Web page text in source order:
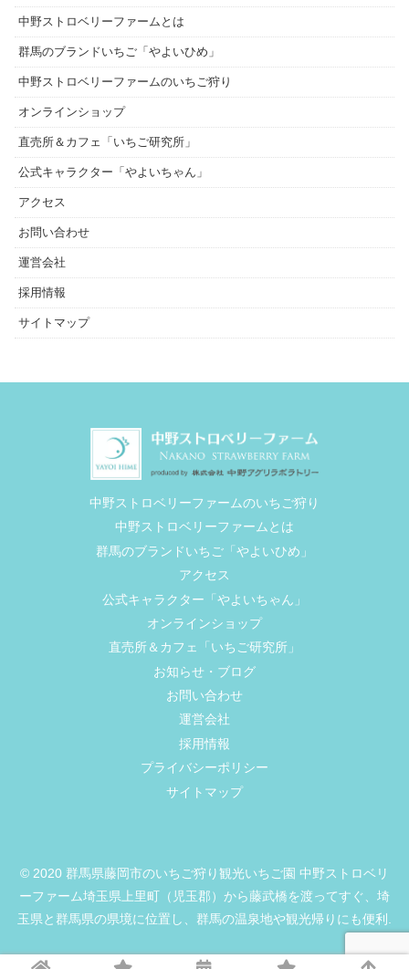
中野ストロベリーファームとは
群馬のブランドいちご「やよいひめ」
中野ストロベリーファームのいちご狩り
オンラインショップ
直売所＆カフェ「いちご研究所」
公式キャラクター「やよいちゃん」
アクセス
お問い合わせ
運営会社
採用情報
サイトマップ
中野ストロベリーファームのいちご狩り
中野ストロベリーファームとは
群馬のブランドいちご「やよいひめ」
アクセス
公式キャラクター「やよいちゃん」
オンラインショップ
直売所＆カフェ「いちご研究所」
お知らせ・ブログ
お問い合わせ
運営会社
採用情報
プライバシーポリシー
サイトマップ
© 2020 群馬県藤岡市のいちご狩り観光いちご園 中野ストロベリ
ーファーム埼玉県上里町（児玉郡）から藤武橋を渡ってすぐ、埼
玉県と群馬県の県境に位置し、群馬の温泉地や観光帰りにも便利.